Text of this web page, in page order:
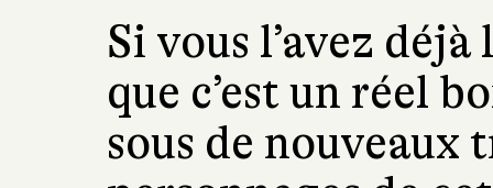
Si vous l’avez
que c’est un réel
sous de nouveaux